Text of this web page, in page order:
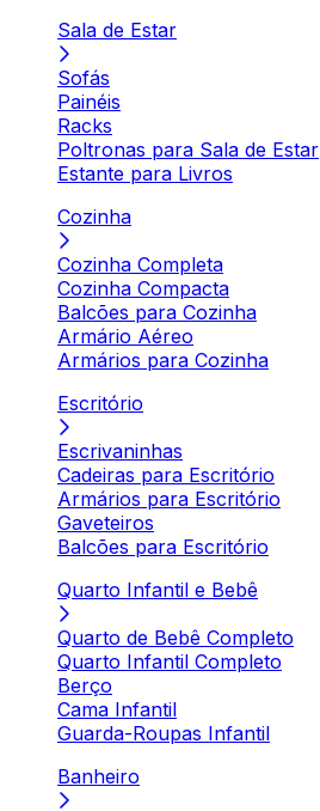
Sala de Estar
Sofás
Painéis
Racks
Poltronas para Sala de Estar
Estante para Livros
Cozinha
Cozinha Completa
Cozinha Compacta
Balcões para Cozinha
Armário Aéreo
Armários para Cozinha
Escritório
Escrivaninhas
Cadeiras para Escritório
Armários para Escritório
Gaveteiros
Balcões para Escritório
Quarto Infantil e Bebê
Quarto de Bebê Completo
Quarto Infantil Completo
Berço
Cama Infantil
Guarda-Roupas Infantil
Banheiro